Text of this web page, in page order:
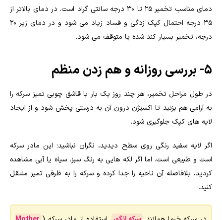
دمای مناسب تخمیر ۲۵ تا ۳۰ درجه سانتی گراد است. در دمای بالاتر از
۳۵ درجه احتمال کپک زدگی و فساد زیاد می شود و در دمای زیر ۲۰
درجه، تخمیر بسیار کند شده یا متوقف می شود.
۵- بررسی روزانه و هم زدن منظم
در طول مراحل تخمیر، هر چند روز یک بار با قاشق چوبی تمیز سرکه را
به آرامی هم بزنید تا اکسیژن درون آن به درستی پخش شود و از ایجاد
لایه های کپک جلوگیری شود.
اگر لایه سفید رنگی روی سطح دیدید، نگران نباشید؛ این مادر سرکه
است و طبیعی است. اما اگر لکه هایی به رنگ سبز، سیاه یا آبی مشاهده
کردید، بلافاصله آن ناحیه را جدا کرده و سرکه را به ظرفی تمیز منتقل
کنید.